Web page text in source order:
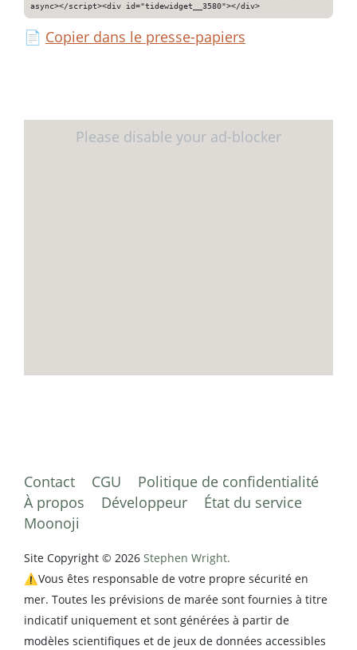
async></script><div id="tidewidget__3580"></div>
📄 Copier dans le presse-papiers
Contact CGU
Politique de confidentialité
À propos
Développeur
État du service
Moonoji
Site Copyright © 2026 Stephen Wright.
⚠️Vous êtes responsable de votre propre sécurité en
mer. Toutes les prévisions de marée sont fournies à titre
indicatif uniquement et sont générées à partir de
modèles scientifiques et de jeux de données accessibles